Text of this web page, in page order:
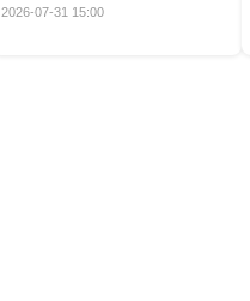
定！
2026-07-31 15:00